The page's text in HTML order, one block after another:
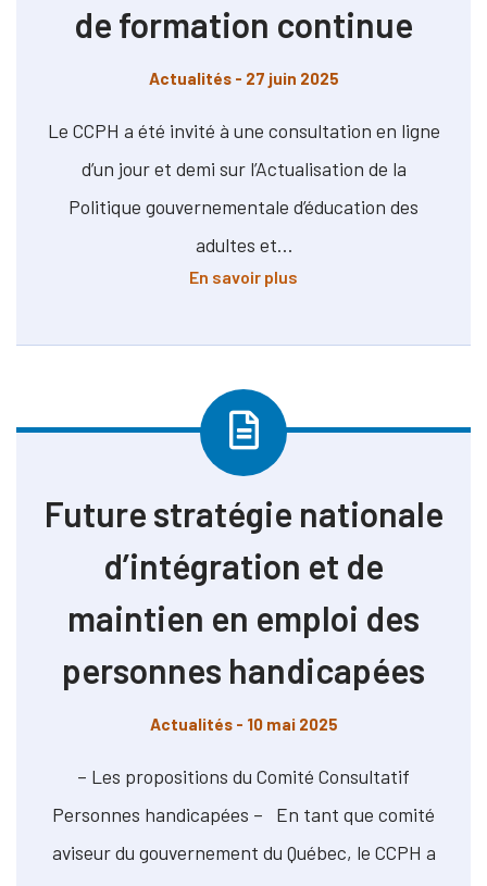
de formation continue
Actualités- 27 juin 2025
Le CCPH a été invité à une consultation en ligne
d’un jour et demi sur l’Actualisation de la
Politique gouvernementale d’éducation des
adultes et…
En savoir plus
Future stratégie nationale
d’intégration et de
maintien en emploi des
personnes handicapées
Actualités- 10 mai 2025
– Les propositions du Comité Consultatif
Personnes handicapées – En tant que comité
aviseur du gouvernement du Québec, le CCPH a